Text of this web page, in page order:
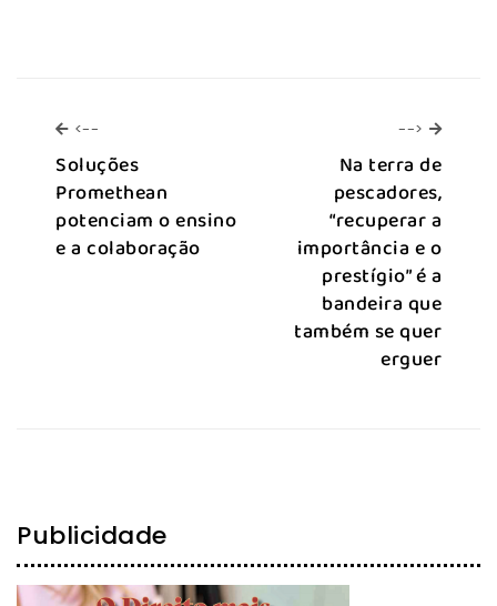
<--
Soluções
Promethean
potenciam o ensino
e a colaboração
--> -->
Na terra de
pescadores,
“recuperar a
importância e o
prestígio” é a
bandeira que
também se quer
erguer
Publicidade